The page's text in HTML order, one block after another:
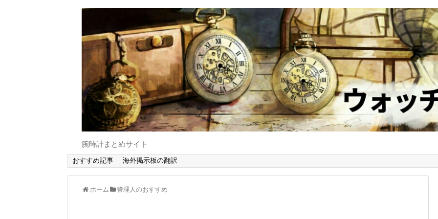
腕時計まとめサイト
おすすめ記事 海外掲示板の翻訳
ホーム 管理人のおすすめ